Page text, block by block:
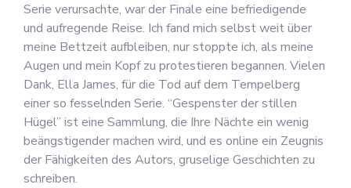
Serie verursachte, war der Finale eine befriedigende
und aufregende Reise. Ich fand mich selbst weit über
meine Bettzeit aufbleiben, nur stoppte ich, als meine
Augen und mein Kopf zu protestieren begannen. Vielen
Dank, Ella James, für die Tod auf dem Tempelberg
einer so fesselnden Serie. “Gespenster der stillen
Hügel” ist eine Sammlung, die Ihre Nächte ein wenig
beängstigender machen wird, und es online ein Zeugnis
der Fähigkeiten des Autors, gruselige Geschichten zu
schreiben.